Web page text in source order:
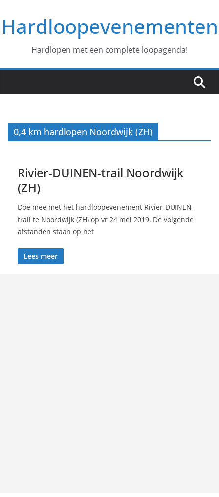
naar
deHardloopevenementen
Hardlopen met een complete loopagenda!
0,4 km hardlopen Noordwijk (ZH)
Rivier-DUINEN-trail Noordwijk
(ZH)
Doe mee met het hardloopevenement Rivier-DUINEN-
trail te Noordwijk (ZH) op vr 24 mei 2019. De volgende
afstanden staan op het
Lees meer